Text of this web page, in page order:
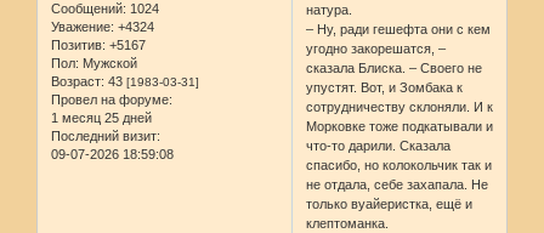
Сообщений: 1024
Уважение: +4324
Позитив: +5167
Пол: Мужской
Возраст: 43 [1983-03-31]
Провел на форуме:
1 месяц 25 дней
Последний визит:
09-07-2026 18:59:08
натура.
– Ну, ради гешефта они с кем
угодно закорешатся, –
сказала Блиска. – Своего не
упустят. Вот, и Зомбака к
сотрудничеству склоняли. И к
Морковке тоже подкатывали и
что-то дарили. Сказала
спасибо, но колокольчик так и
не отдала, себе захапала. Не
только вуайеристка, ещё и
клептоманка.